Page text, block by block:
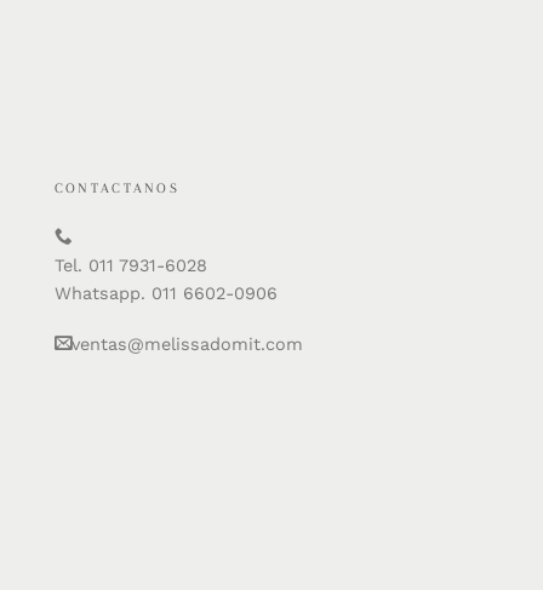
CONTACTANOS
Tel. 011 7931-6028
Whatsapp. 011 6602-0906
ventas@melissadomit.com